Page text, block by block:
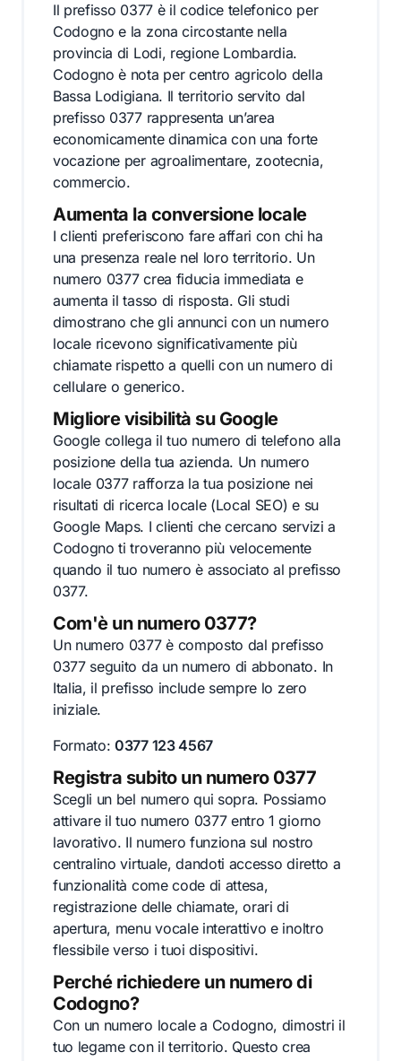
Il prefisso 0377 è il codice telefonico per
Codogno e la zona circostante nella
provincia di Lodi, regione Lombardia.
Codogno è nota per centro agricolo della
Bassa Lodigiana. Il territorio servito dal
prefisso 0377 rappresenta un’area
economicamente dinamica con una forte
vocazione per agroalimentare, zootecnia,
commercio.
Aumenta la conversione locale
I clienti preferiscono fare affari con chi ha
una presenza reale nel loro territorio. Un
numero 0377 crea fiducia immediata e
aumenta il tasso di risposta. Gli studi
dimostrano che gli annunci con un numero
locale ricevono significativamente più
chiamate rispetto a quelli con un numero di
cellulare o generico.
Migliore visibilità su Google
Google collega il tuo numero di telefono alla
posizione della tua azienda. Un numero
locale 0377 rafforza la tua posizione nei
risultati di ricerca locale (Local SEO) e su
Google Maps. I clienti che cercano servizi a
Codogno ti troveranno più velocemente
quando il tuo numero è associato al prefisso
0377.
Com'è un numero 0377?
Un numero 0377 è composto dal prefisso
0377 seguito da un numero di abbonato. In
Italia, il prefisso include sempre lo zero
iniziale.
Formato:0377 123 4567
Registra subito un numero 0377
Scegli un bel numero qui sopra. Possiamo
attivare il tuo numero 0377 entro 1 giorno
lavorativo. Il numero funziona sul nostro
centralino virtuale, dandoti accesso diretto a
funzionalità come code di attesa,
registrazione delle chiamate, orari di
apertura, menu vocale interattivo e inoltro
flessibile verso i tuoi dispositivi.
Perché richiedere un numero di
Codogno?
Con un numero locale a Codogno, dimostri il
tuo legame con il territorio. Questo crea